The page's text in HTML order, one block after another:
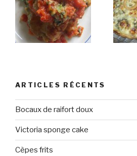
ARTICLES RÉCENTS
Bocaux de raifort doux
Victoria sponge cake
Cèpes frits